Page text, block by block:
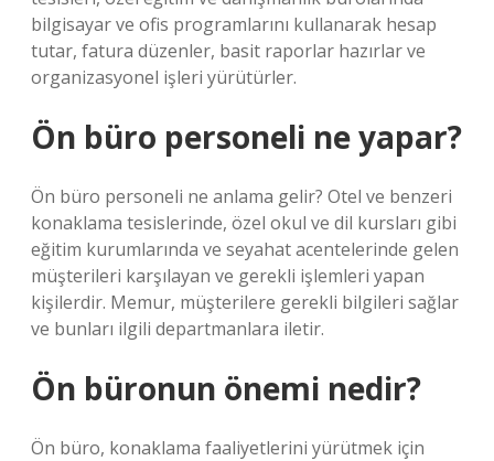
bilgisayar ve ofis programlarını kullanarak hesap
tutar, fatura düzenler, basit raporlar hazırlar ve
organizasyonel işleri yürütürler.
Ön büro personeli ne yapar?
Ön büro personeli ne anlama gelir? Otel ve benzeri
konaklama tesislerinde, özel okul ve dil kursları gibi
eğitim kurumlarında ve seyahat acentelerinde gelen
müşterileri karşılayan ve gerekli işlemleri yapan
kişilerdir. Memur, müşterilere gerekli bilgileri sağlar
ve bunları ilgili departmanlara iletir.
Ön büronun önemi nedir?
Ön büro, konaklama faaliyetlerini yürütmek için